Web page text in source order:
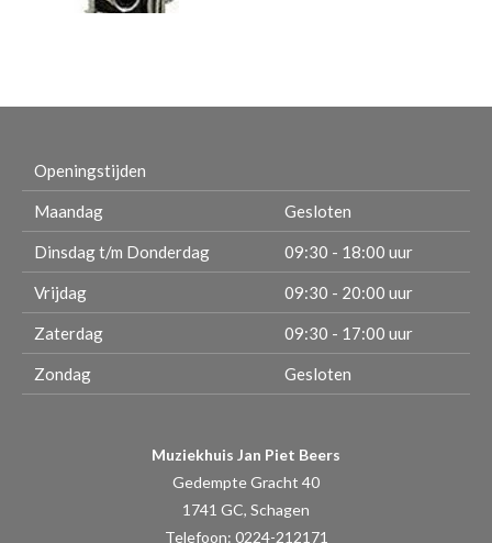
Openingstijden
Maandag Gesloten
Dinsdag t/m Donderdag 09:30 - 18:00 uur
Vrijdag 09:30 - 20:00 uur
Zaterdag 09:30 - 17:00 uur
Zondag Gesloten
Muziekhuis Jan Piet Beers
Gedempte Gracht 40
1741 GC, Schagen
Telefoon: 0224-212171